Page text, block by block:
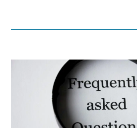
可用，以确保从到达到退房的无缝停留。